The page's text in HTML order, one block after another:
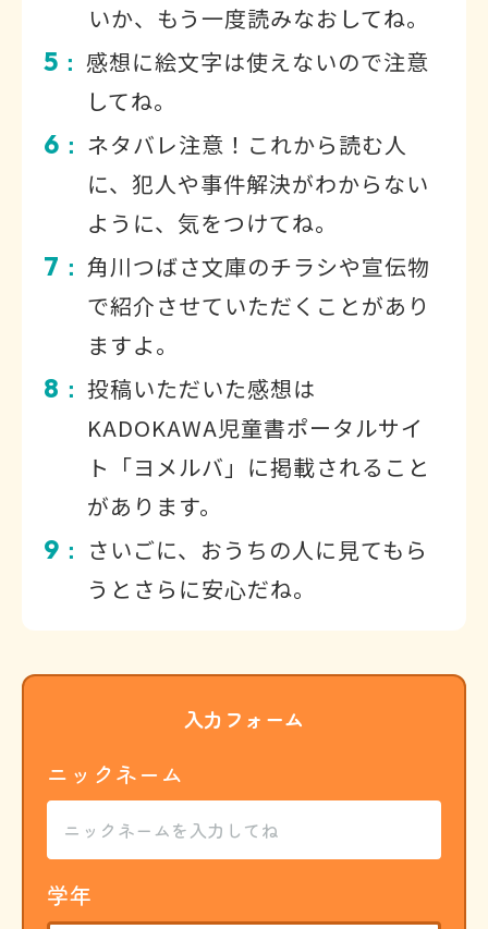
いか、もう一度読みなおしてね。
5 ： 感想に絵文字は使えないので注意
してね。
6 ： ネタバレ注意！これから読む人
に、犯人や事件解決がわからない
ように、気をつけてね。
7 ： 角川つばさ文庫のチラシや宣伝物
で紹介させていただくことがあり
ますよ。
8 ： 投稿いただいた感想は
KADOKAWA児童書ポータルサイ
ト「ヨメルバ」に掲載されること
があります。
9 ：
さいごに、おうちの人に見てもら
うとさらに安心だね。
入力フォーム
ニックネーム
学年